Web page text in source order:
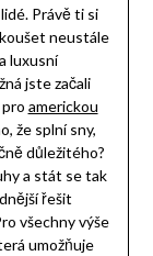
Právě ti si
neustále
luxusní
jste začali
americkou
že splní sny,
důležitého?
a stát se tak
řešit
všechny výše
umožňuje